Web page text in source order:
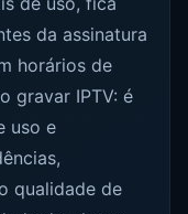
da assinatura
horários de
gravar IPTV: é
uso e
qualidade de